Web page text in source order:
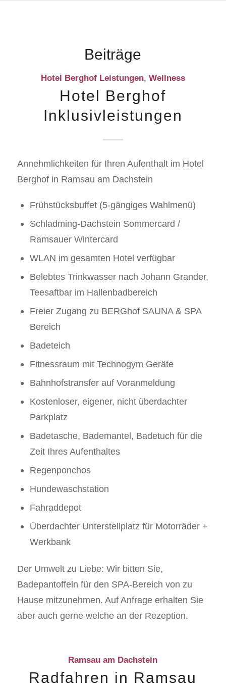
Beiträge
Hotel Berghof Leistungen, Wellness
Hotel Berghof
Inklusivleistungen
Annehmlichkeiten für Ihren Aufenthalt im Hotel
Berghof in Ramsau am Dachstein
Frühstücksbuffet (5-gängiges Wahlmenü)
Schladming-Dachstein Sommercard /
Ramsauer Wintercard
WLAN im gesamten Hotel verfügbar
Belebtes Trinkwasser nach Johann Grander,
Teesaftbar im Hallenbadbereich
Freier Zugang zu BERGhof SAUNA & SPA
Bereich
Badeteich
Fitnessraum mit Technogym Geräte
Bahnhofstransfer auf Voranmeldung
Kostenloser, eigener, nicht überdachter
Parkplatz
Badetasche, Bademantel, Badetuch für die
Zeit Ihres Aufenthaltes
Regenponchos
Hundewaschstation
Fahraddepot
Überdachter Unterstellplatz für Motorräder +
Werkbank
Der Umwelt zu Liebe: Wir bitten Sie,
Badepantoffeln für den SPA-Bereich von zu
Hause mitzunehmen. Auf Anfrage erhalten Sie
aber auch gerne welche an der Rezeption.
Ramsau am Dachstein
Radfahren in Ramsau